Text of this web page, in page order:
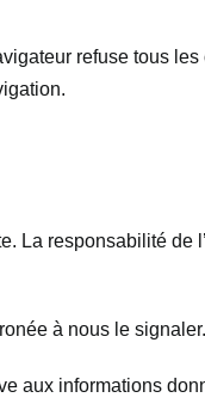
refuse tous
La responsabilité
à nous le signaler.
aux informations